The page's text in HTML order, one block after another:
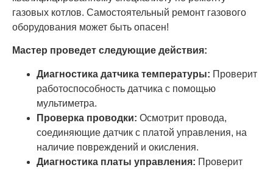
газовых котлов. Самостоятельный ремонт газового
оборудования может быть опасен!
Мастер проведет следующие действия:
Диагностика датчика температуры: Проверит
работоспособность датчика с помощью
мультиметра.
Проверка проводки: Осмотрит провода,
соединяющие датчик с платой управления, на
наличие повреждений и окисления.
Диагностика платы управления: Проверит